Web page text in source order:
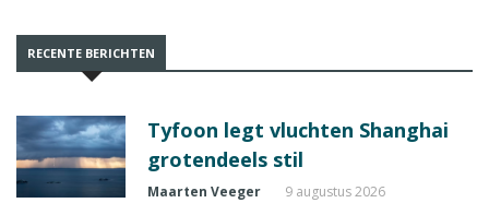
RECENTE BERICHTEN
Tyfoon legt vluchten Shanghai
grotendeels stil
Maarten Veeger 9 augustus 2026